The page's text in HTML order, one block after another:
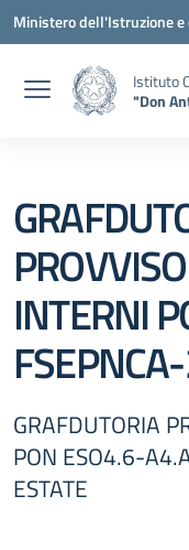
Vai ai contenuti
Vai al menu di navigazione
Vai al footer
Ministero dell'Istruzione
Istituto
"Don
INTERNI
GRAFDUTORIA
PON ESO4.6-
ESTATE